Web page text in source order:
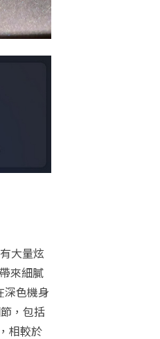
大量炫
來細膩
深色機身
，包括
相較於